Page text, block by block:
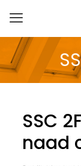
SSC
naad